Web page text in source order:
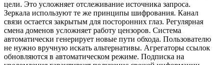
цели. Это усложняет отслеживание источника запроса.
Зеркала используют те же принципы шифрования. Канал
связи остается закрытым для посторонних глаз. Регулярная
смена доменов усложняет работу цензоров. Система
автоматически генерирует новые пути обхода. Пользователю
не нужно вручную искать альтернативы. Агрегаторы ссылок
обновляются в автоматическом режиме. Подписка на